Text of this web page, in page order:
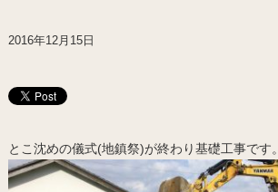
2016年12月15日
とこ沈めの儀式(地鎮祭)が終わり基礎工事です。